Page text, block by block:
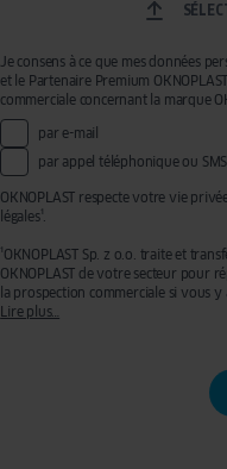
Je consens à ce que mes données
et le Partenaire Premium
commerciale concernant la marque
par e-mail
par appel téléphonique ou SMS
OKNOPLAST respecte votre vie
légales¹.
¹OKNOPLAST Sp. z o.o. traite et
OKNOPLAST de votre secteur pour
la prospection commerciale si vous y
l’établissement de votre devis. Vous
retrait de votre consentement ainsi
traitement et à la portabilité que
Lire plus…